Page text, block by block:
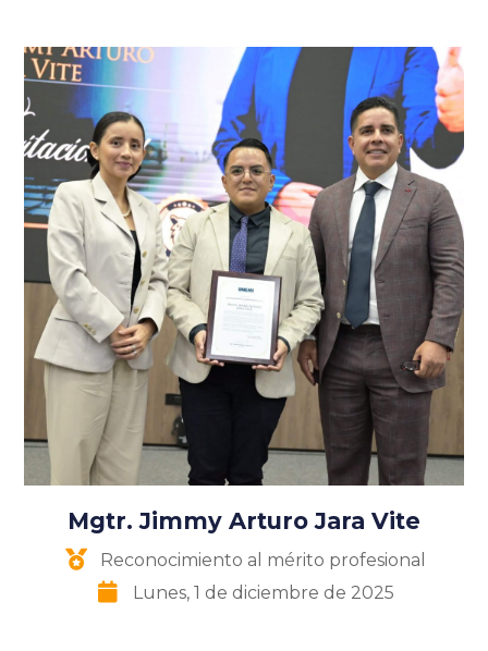
Mgtr. Jimmy Arturo Jara Vite
Reconocimiento al mérito profesional
Lunes, 1 de diciembre de 2025